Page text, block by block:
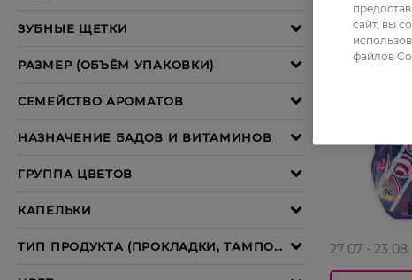
-28%
27 07 - 23 08
сайт, вы
файлов